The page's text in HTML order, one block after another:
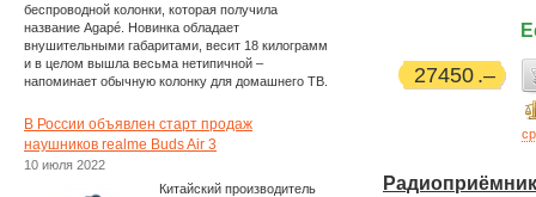
27450
беспроводной колонки, которая получила
название Agapé. Новинка обладает
внушительными габаритами, весит 18 килограмм
и в целом вышла весьма нетипичной –
напоминает обычную колонку для домашнего ТВ.
В России объявлен старт продаж
наушников realme Buds Air 3
10 июля 2022
Китайский производитель